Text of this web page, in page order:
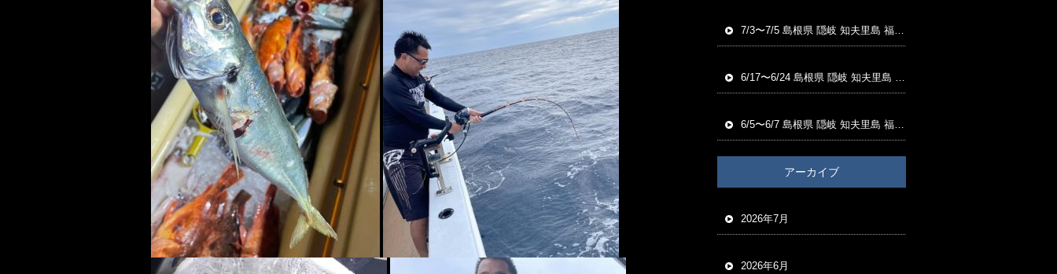
7/3〜7/5 島根県 隠岐 知夫里島 福友渡船 磯釣り釣果
6/17〜6/24 島根県 隠岐 知夫里島 福友渡船 磯釣り釣果
6/5〜6/7 島根県 隠岐 知夫里島 福友渡船 磯釣り釣果
アーカイブ
2026年7月
2026年6月